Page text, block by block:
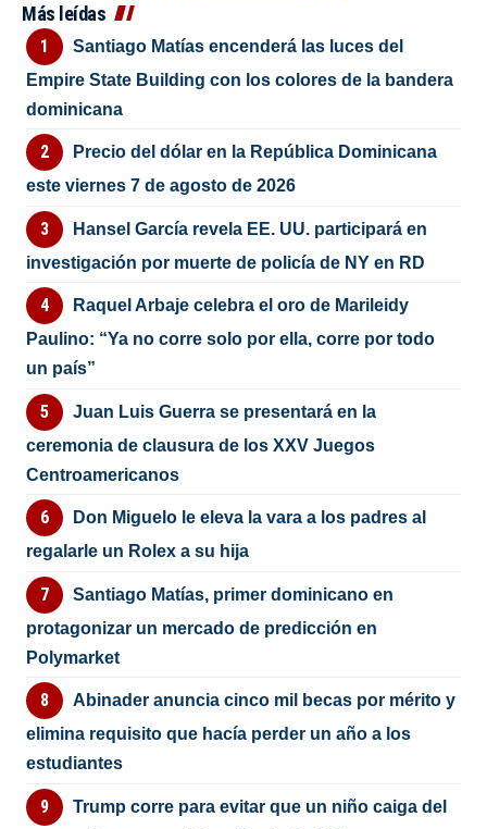
Más leídas
Santiago Matías encenderá las luces del
Empire State Building con los colores de la bandera
dominicana
Precio del dólar en la República Dominicana
este viernes 7 de agosto de 2026
Hansel García revela EE. UU. participará en
investigación por muerte de policía de NY en RD
Raquel Arbaje celebra el oro de Marileidy
Paulino: “Ya no corre solo por ella, corre por todo
un país”
Juan Luis Guerra se presentará en la
ceremonia de clausura de los XXV Juegos
Centroamericanos
Don Miguelo le eleva la vara a los padres al
regalarle un Rolex a su hija
Santiago Matías, primer dominicano en
protagonizar un mercado de predicción en
Polymarket
Abinader anuncia cinco mil becas por mérito y
elimina requisito que hacía perder un año a los
estudiantes
Trump corre para evitar que un niño caiga del